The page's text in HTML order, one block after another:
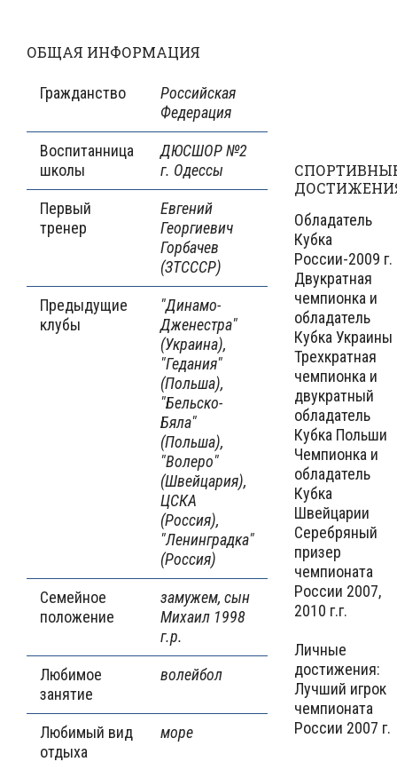
ОБЩАЯ ИНФОРМАЦИЯ
Гражданство
Российская
Федерация
Воспитанница
школы
ДЮСШОР №2
г. Одессы
Первый
тренер
Евгений
Георгиевич
Горбачев
(ЗТСССР)
Предыдущие
клубы
"Динамо-
Дженестра"
(Украина),
"Гедания"
(Польша),
"Бельско-
Бяла"
(Польша),
"Волеро"
(Швейцария),
ЦСКА
(Россия),
"Ленинградка"
(Россия)
Семейное
положение
замужем, сын
Михаил 1998
г.р.
Любимое
занятие
волейбол
Любимый вид
отдыха
море
Обладатель
Кубка
России-2009 г.
Двукратная
чемпионка и
обладатель
Кубка Украины
Трехкратная
чемпионка и
двукратный
обладатель
Кубка Польши
Чемпионка и
обладатель
Кубка
Швейцарии
Серебряный
призер
чемпионата
России 2007,
2010 г.г.
Личные
достижения:
Лучший игрок
чемпионата
России 2007 г.